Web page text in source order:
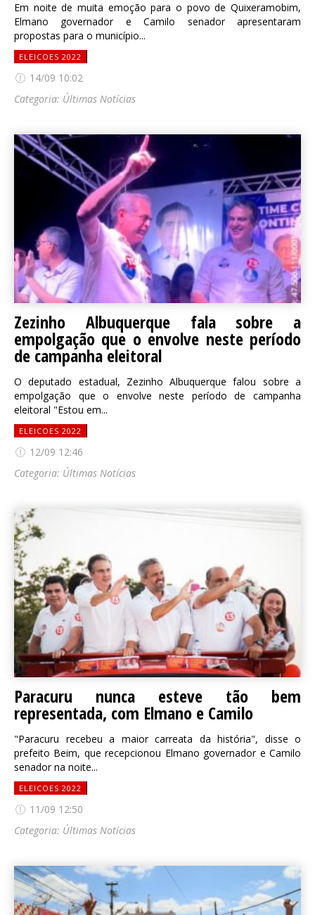
Em noite de muita emoção para o povo de Quixeramobim,
Elmano governador e Camilo senador apresentaram
propostas para o município...
ELEICOES 2022
14/09 10:02
Categoria: Últimas Notícias
Zezinho Albuquerque fala sobre a
empolgação que o envolve neste período
de campanha eleitoral
O deputado estadual, Zezinho Albuquerque falou sobre a
empolgação que o envolve neste período de campanha
eleitoral "Estou em...
ELEICOES 2022
12/09 12:46
Categoria: Últimas Notícias
Paracuru nunca esteve tão bem
representada, com Elmano e Camilo
"Paracuru recebeu a maior carreata da história", disse o
prefeito Beim, que recepcionou Elmano governador e Camilo
senador na noite...
ELEICOES 2022
11/09 12:50
Categoria: Últimas Notícias